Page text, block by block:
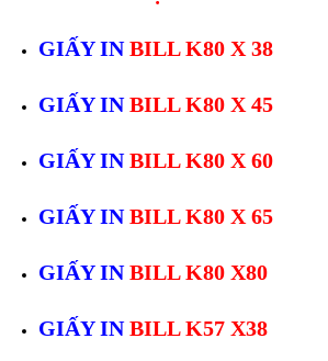
GIẤY INBILL K80 X 38
GIẤY INBILL K80 X 45
GIẤY INBILL K80 X 60
GIẤY INBILL K80 X 65
GIẤY INBILL K80 X80
GIẤY INBILL K57 X38